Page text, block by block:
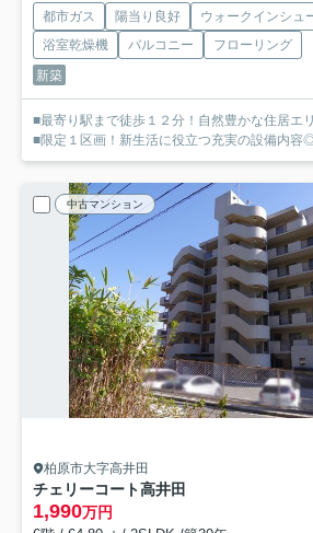
都市ガス 陽当り良好
ウォークインシュ
浴室乾燥機
バルコニー
フローリング
新築
■最寄り駅まで徒歩１２分！自然豊かな住居エ
■限定１区画！新生活に役立つ充実の設備内容
中古マンション
柏原市大字高井田
チェリーコート高井田
1,990万円